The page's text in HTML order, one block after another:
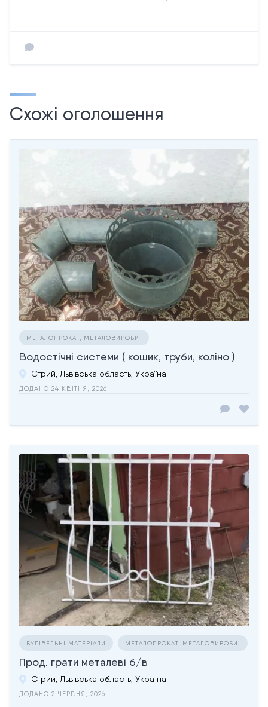
Схожі оголошення
МЕТАЛОПРОКАТ, МЕТАЛОВИРОБИ
Водостічні системи ( кошик, труби, коліно )
Стрий, Львівська область, Україна
ДОДАНО 24 КВІТНЯ, 2026
БУДІВЕЛЬНІ МАТЕРІАЛИ МЕТАЛОПРОКАТ, МЕТАЛОВИРОБИ
Прод. грати металеві б/в
Стрий, Львівська область, Україна
ДОДАНО 2 ЧЕРВНЯ, 2026